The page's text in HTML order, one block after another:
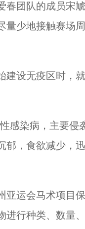
团队的成员宋虓
量少地接触赛场
设无疫区时，就
染病，主要侵
郁，食欲减少，
运会马术项目保
进行种类、数量